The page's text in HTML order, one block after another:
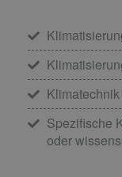
Spezifische
oder